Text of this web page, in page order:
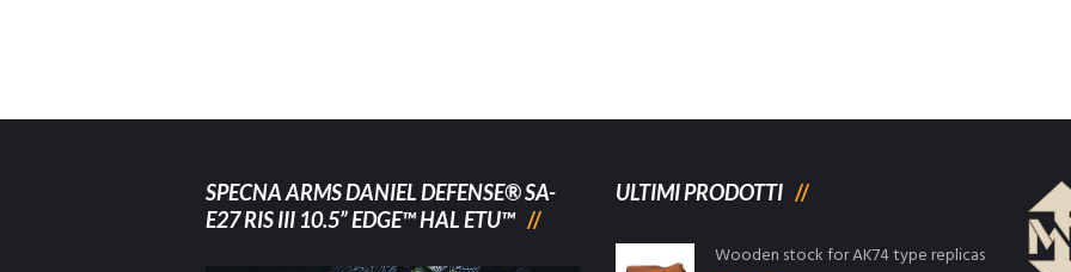
SPECNA ARMS DANIEL DEFENSE® SA-
E27 RIS III 10.5” EDGE™ HAL ETU™
ULTIMI PRODOTTI
Wooden stock for AK74 type replicas